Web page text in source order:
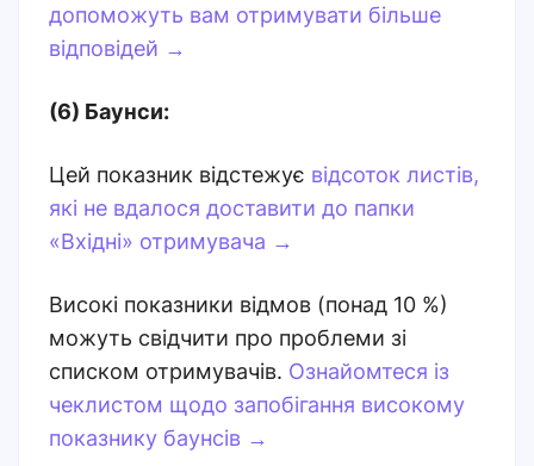
допоможуть вам отримувати більше
відповідей →
(6) Баунси:
Цей показник відстежує відсоток листів,
які не вдалося доставити до папки
«Вхідні» отримувача →
Високі показники відмов (понад 10 %)
можуть свідчити про проблеми зі
списком отримувачів. Ознайомтеся із
чеклистом щодо запобігання високому
показнику баунсів →